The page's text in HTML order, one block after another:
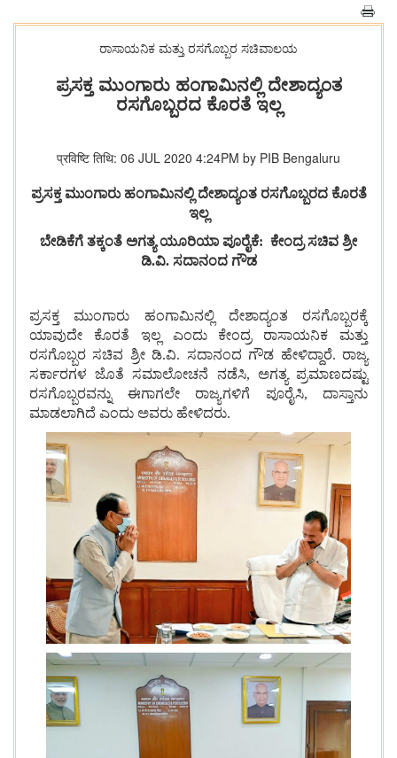
ರಾಸಾಯನಿಕ ಮತ್ತು ರಸಗೊಬ್ಬರ ಸಚಿವಾಲಯ
ಪ್ರಸಕ್ತ ಮುಂಗಾರು ಹಂಗಾಮಿನಲ್ಲಿ ದೇಶಾದ್ಯಂತ
ರಸಗೊಬ್ಬರದ ಕೊರತೆ ಇಲ್ಲ
प्रविष्टि तिथि: 06 JUL 2020 4:24PM by PIB Bengaluru
ಪ್ರಸಕ್ತ ಮುಂಗಾರು ಹಂಗಾಮಿನಲ್ಲಿ ದೇಶಾದ್ಯಂತ ರಸಗೊಬ್ಬರದ ಕೊರತೆ
ಇಲ್ಲ
ಬೇಡಿಕೆಗೆ ತಕ್ಕಂತೆ ಅಗತ್ಯ ಯೂರಿಯಾ ಪೂರೈಕೆ: ಕೇಂದ್ರ ಸಚಿವ ಶ್ರೀ
ಡಿ.ವಿ. ಸದಾನಂದ ಗೌಡ
ಪ್ರಸಕ್ತ ಮುಂಗಾರು ಹಂಗಾಮಿನಲ್ಲಿ ದೇಶಾದ್ಯಂತ
ರಸಗೊಬ್ಬರಕ್ಕೆ
ಯಾವುದೇ
ಕೊರತೆ ಇಲ್ಲ ಎಂದು ಕೇಂದ್ರ ರಾಸಾಯನಿಕ
ಮತ್ತು
ರಸಗೊಬ್ಬರ ಸಚಿವ ಶ್ರೀ ಡಿ.ವಿ. ಸದಾನಂದ ಗೌಡ ಹೇಳಿದ್ದಾರೆ. ರಾಜ್ಯ
ಸರ್ಕಾರಗಳ
ಜೊತೆ ಸಮಾಲೋಚನೆ ನಡೆಸಿ, ಅಗತ್ಯ ಪ್ರಮಾಣದಷ್ಟು
ರಸಗೊಬ್ಬರವನ್ನು
ಈಗಾಗಲೇ ರಾಜ್ಯಗಳಿಗೆ ಪೂರೈಸಿ, ದಾಸ್ತಾನು
ಮಾಡಲಾಗಿದೆ ಎಂದು ಅವರು ಹೇಳಿದರು.